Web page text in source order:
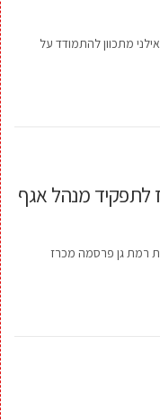
מתכוון להתמודד על
לתפקיד מנהל אגף
רמת גן פרסמה מכרז